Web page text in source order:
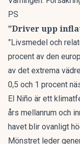
PS
”Driver upp
”Livsmedel och
procent av den
av det extrema
0,5 och 1 procent
El Niño är ett
års mellanrum och
havet blir ovanligt
Mönstret leder